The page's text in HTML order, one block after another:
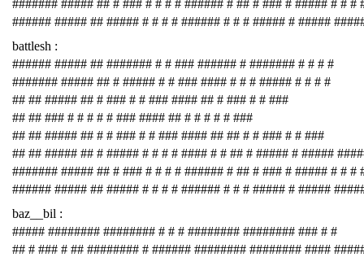
####### ##### ## # ### # # # # ###### # ## # ### # ##### # # #
###### ##### ## ##### # # # # ###### # # # ##### # #####
battlesh :
###### ##### ## ####### # # ### ###### # ####### # # # #
####### ##### ## # ##### # # ### #### # # # ##### # # # #
## ## ##### ## # ### # # ### #### ## # ### # # ###
## ## ### # # # # # ### #### ## # # # # # ###
## ## ##### ## # # ### # # ### #### ## ## # # ### # # ###
## ## ##### ## # ##### # # # # #### # # ## # ##### # #####
####### ##### ## # ### # # # # ###### # ## # ### # ##### # # #
###### ##### ## ##### # # # # ###### # # # ##### # #####
baz__bil :
##### ######## ######## # # # ######## ######## ### # #
## # ### # ## ######## # ###### ######## ######## ####